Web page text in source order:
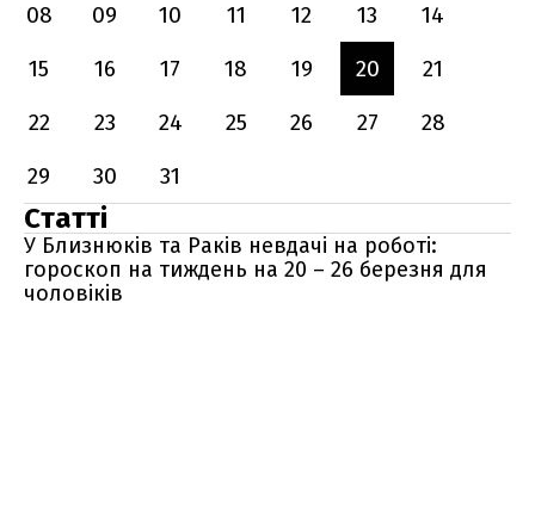
08
09 10 11 12 13
14
15
16 17 18 19 20
21
22
23 24 25 26 27
28
29
30 31
Статті
У Близнюків та Раків невдачі на роботі:
гороскоп на тиждень на 20 – 26 березня для
чоловіків